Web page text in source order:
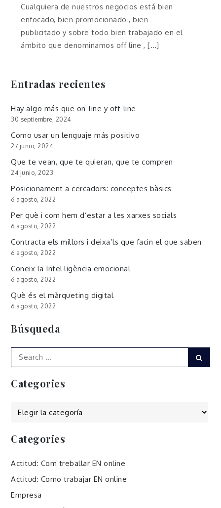
Cualquiera de nuestros negocios está bien
enfocado, bien promocionado , bien
publicitado y sobre todo bien trabajado en el
ámbito que denominamos off line , […]
Entradas recientes
Hay algo más que on-line y off-line
30 septiembre, 2024
Como usar un lenguaje más positivo
27 junio, 2024
Que te vean, que te quieran, que te compren
24 junio, 2023
Posicionament a cercadors: conceptes bàsics
6 agosto, 2022
Per què i com hem d’estar a les xarxes socials
6 agosto, 2022
Contracta els millors i deixa’ls que facin el que saben
6 agosto, 2022
Coneix la Intel·ligència emocional
6 agosto, 2022
Què és el màrqueting digital
6 agosto, 2022
Búsqueda
Search
Categories
Categories
Actitud: Com treballar EN online
Actitud: Como trabajar EN online
Empresa